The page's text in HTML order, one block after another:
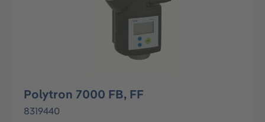
Polytron 7000 FB, FF
8319440